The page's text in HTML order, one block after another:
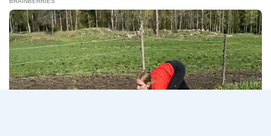
ประปา
แห่ง
ประเทศไทย
เปิด
รับ
สมัคร
งาน
Page
navigation
1 2 3
Next
Page